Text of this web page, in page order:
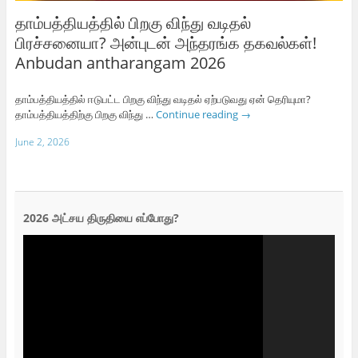
தாம்பத்தியத்தில் பிறகு விந்து வடிதல்
பிரச்சனையா? அன்புடன் அந்தரங்க தகவல்கள்!
Anbudan antharangam 2026
தாம்பத்தியத்தில் ஈடுபட்ட பிறகு விந்து வடிதல் ஏற்படுவது ஏன் தெரியுமா?
தாம்பத்தியத்திற்கு பிறகு விந்து … Continue reading →
June 2, 2026
2026 அட்சய திருதியை எப்போது?